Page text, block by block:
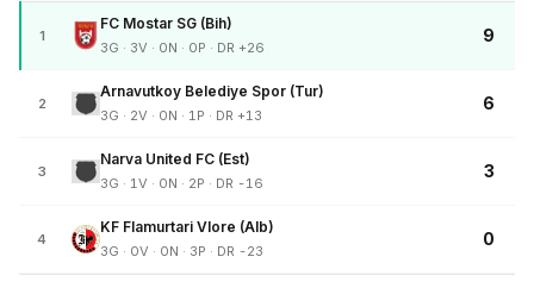
1
FC Mostar SG (Bih)
3G · 3V · 0N · 0P · DR +26
9
2
Arnavutkoy Belediye Spor (Tur)
3G · 2V · 0N · 1P · DR +13
6
3
Narva United FC (Est)
3G · 1V · 0N · 2P · DR -16
3
4
KF Flamurtari Vlore (Alb)
3G · 0V · 0N · 3P · DR -23
0